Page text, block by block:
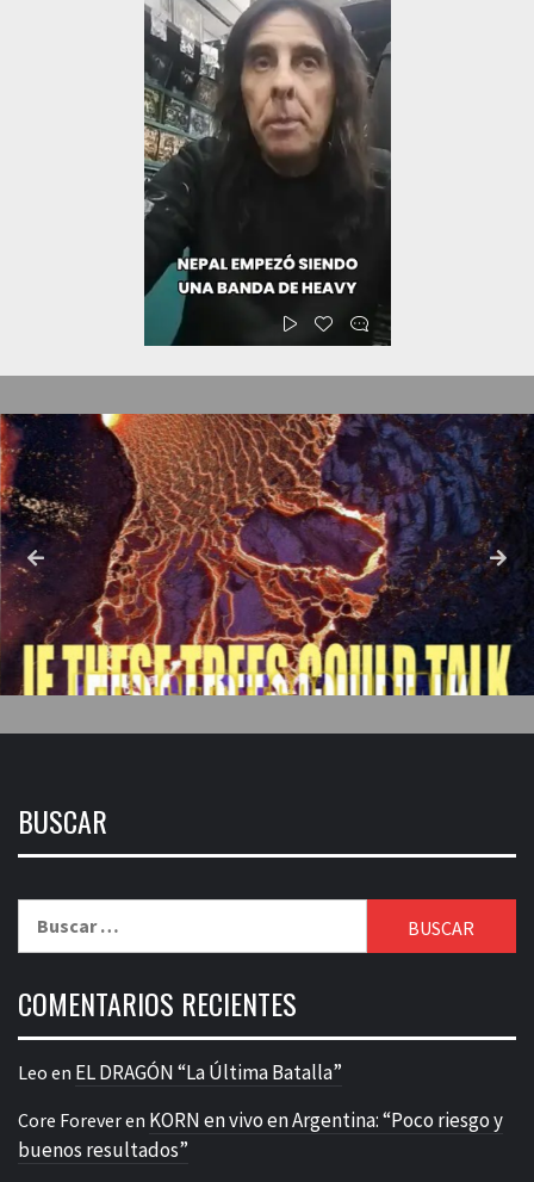
BUSCAR
COMENTARIOS RECIENTES
Leo en EL DRAGÓN “La Última Batalla”
Core Foreveren KORN en vivo en Argentina: “Poco riesgo y
buenos resultados”